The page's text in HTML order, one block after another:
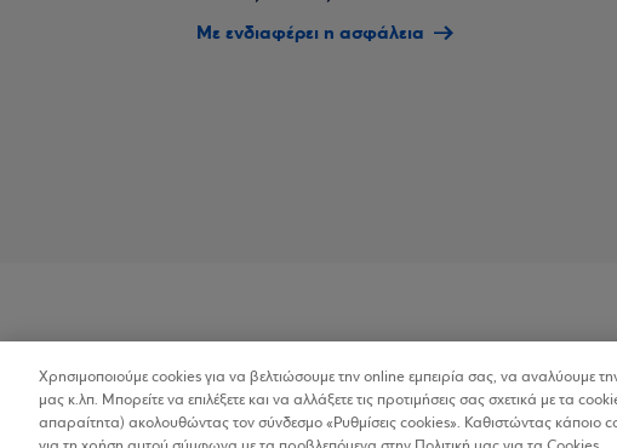
Με ενδιαφέρει η ασφάλεια
Προσβασιμότητα
Χρησιμοποιούμε cookies για να βελτιώσουμε την online εμπειρία σας, να αναλύουμε
μας κ.λπ. Μπορείτε να επιλέξετε και να αλλάξετε τις προτιμήσεις σας σχετικά με τα
απαραίτητα) ακολουθώντας τον σύνδεσμο «Ρυθμίσεις cookies». Καθιστώντας κάποιο